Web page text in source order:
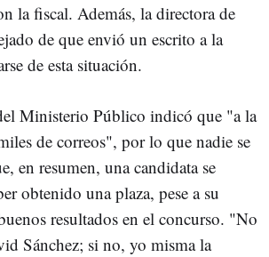
la fiscal. Además, la directora de
de que envió un escrito a la
de esta situación.
Ministerio Público indicó que "a la
de correos", por lo que nadie se
en resumen, una candidata se
obtenido una plaza, pese a su
resultados en el concurso. "No
Sánchez; si no, yo misma la